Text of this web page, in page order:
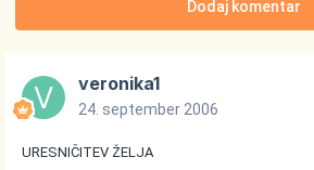
Dodaj komentar
veronika1
24. september 2006
URESNIČITEV ŽELJA